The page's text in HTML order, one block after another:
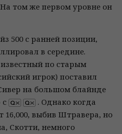
том же первом уровне он
500 с ранней позиции,
в середине.
по старым
игрок) поставил
на большом блайнде
с
. Однако когда
16,000, выбив Штравера, но
Скотти, немного